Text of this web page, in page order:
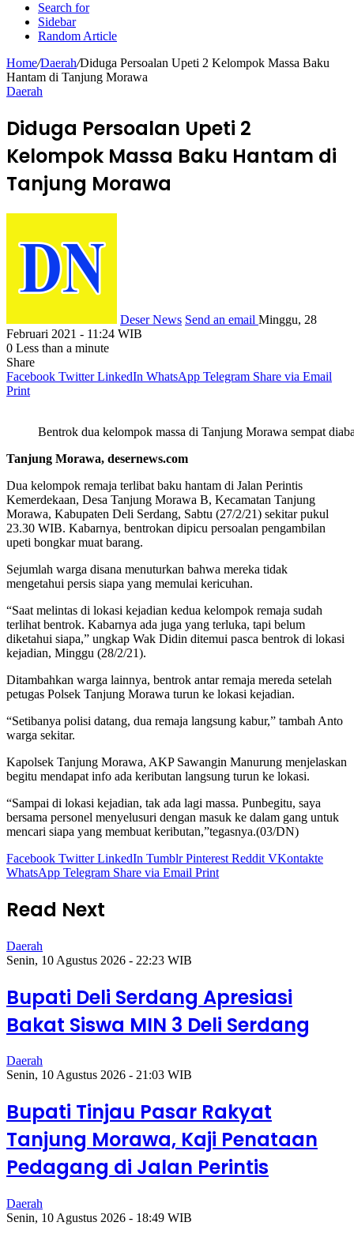
Search for
Sidebar
Random Article
Home/Daerah/Diduga Persoalan Upeti 2 Kelompok Massa Baku
Hantam di Tanjung Morawa
Daerah
Diduga Persoalan Upeti 2
Kelompok Massa Baku Hantam di
Tanjung Morawa
Deser News Send an email Minggu, 28
Februari 2021 - 11:24 WIB
0 Less than a minute
Share
Facebook Twitter LinkedIn WhatsApp Telegram Share via Email
Print
Bentrok dua kelompok massa di Tanjung Morawa sempat
Tanjung Morawa, desernews.com
Dua kelompok remaja terlibat baku hantam di Jalan Perintis
Kemerdekaan, Desa Tanjung Morawa B, Kecamatan Tanjung
Morawa, Kabupaten Deli Serdang, Sabtu (27/2/21) sekitar pukul
23.30 WIB. Kabarnya, bentrokan dipicu persoalan pengambilan
upeti bongkar muat barang.
Sejumlah warga disana menuturkan bahwa mereka tidak
mengetahui persis siapa yang memulai kericuhan.
“Saat melintas di lokasi kejadian kedua kelompok remaja sudah
terlihat bentrok. Kabarnya ada juga yang terluka, tapi belum
diketahui siapa,” ungkap Wak Didin ditemui pasca bentrok di lokasi
kejadian, Minggu (28/2/21).
Ditambahkan warga lainnya, bentrok antar remaja mereda setelah
petugas Polsek Tanjung Morawa turun ke lokasi kejadian.
“Setibanya polisi datang, dua remaja langsung kabur,” tambah Anto
warga sekitar.
Kapolsek Tanjung Morawa, AKP Sawangin Manurung menjelaskan
begitu mendapat info ada keributan langsung turun ke lokasi.
“Sampai di lokasi kejadian, tak ada lagi massa. Punbegitu, saya
bersama personel menyelusuri dengan masuk ke dalam gang untuk
mencari siapa yang membuat keributan,”tegasnya.(03/DN)
Facebook Twitter LinkedIn Tumblr Pinterest Reddit VKontakte
WhatsApp Telegram Share via Email Print
Read Next
Daerah
Senin, 10 Agustus 2026 - 22:23 WIB
Bupati Deli Serdang Apresiasi
Bakat Siswa MIN 3 Deli Serdang
Daerah
Senin, 10 Agustus 2026 - 21:03 WIB
Bupati Tinjau Pasar Rakyat
Tanjung Morawa, Kaji Penataan
Pedagang di Jalan Perintis
Daerah
Senin, 10 Agustus 2026 - 18:49 WIB